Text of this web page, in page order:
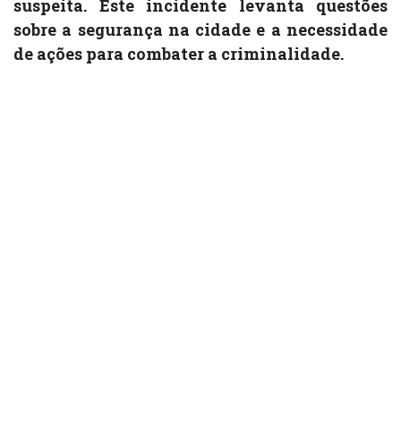
suspeita. Este incidente levanta questões
sobre a segurança na cidade e a necessidade
de ações para combater a criminalidade.